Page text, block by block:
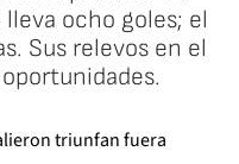
ocho goles; el
Sus relevos en el